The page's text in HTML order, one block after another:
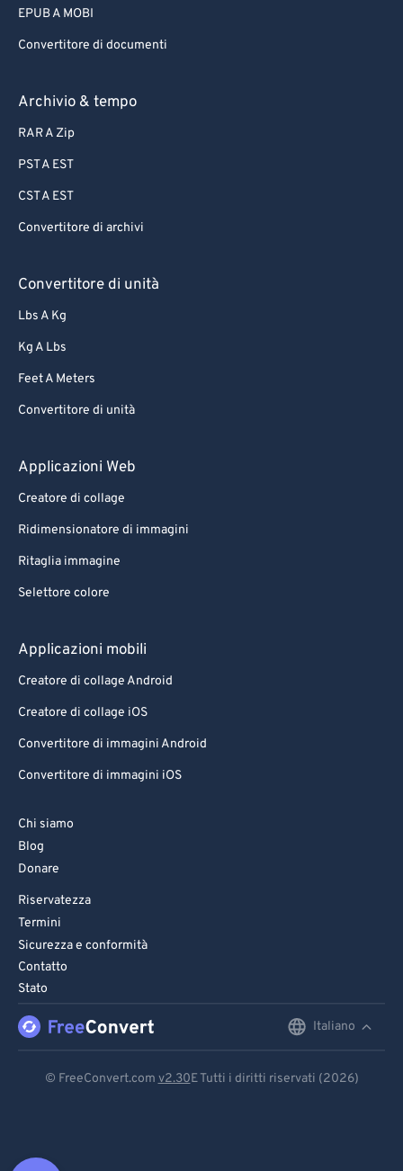
EPUB A MOBI
Convertitore di documenti
Archivio & tempo
RAR A Zip
PST A EST
CST A EST
Convertitore di archivi
Convertitore di unità
Lbs A Kg
Kg A Lbs
Feet A Meters
Convertitore di unità
Applicazioni Web
Creatore di collage
Ridimensionatore di immagini
Ritaglia immagine
Selettore colore
Applicazioni mobili
Creatore di collage Android
Creatore di collage iOS
Convertitore di immagini Android
Convertitore di immagini iOS
Chi siamo
Blog
Donare
Riservatezza
Termini
Sicurezza e conformità
Contatto
Stato
Italiano
© FreeConvert.com v2.30E Tutti i diritti riservati (2026)